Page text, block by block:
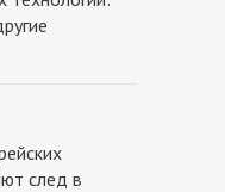
след в